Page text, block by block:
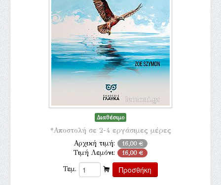
Διαθέσιμο
*Αποστολή σε 2-4 εργάσιμες μέρες
Αρχική τιμή: 16,00 €
Τιμή Λεμόνι: 16,00 €
Τεμ.